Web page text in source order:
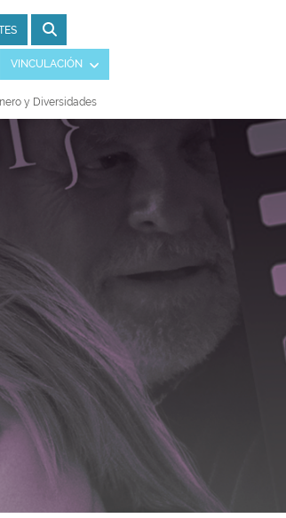
VINCULACIÓN
y Diversidades